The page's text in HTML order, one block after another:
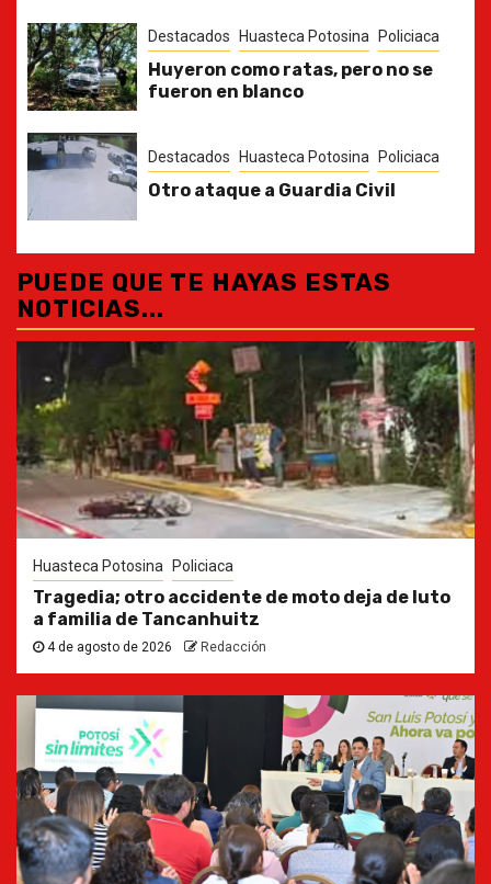
Destacados Huasteca Potosina Policiaca
Huyeron como ratas, pero no se
fueron en blanco
Destacados Huasteca Potosina Policiaca
Otro ataque a Guardia Civil
PUEDE QUE TE HAYAS ESTAS
NOTICIAS...
Huasteca Potosina Policiaca
Tragedia; otro accidente de moto deja de luto
a familia de Tancanhuitz
4 de agosto de 2026 Redacción